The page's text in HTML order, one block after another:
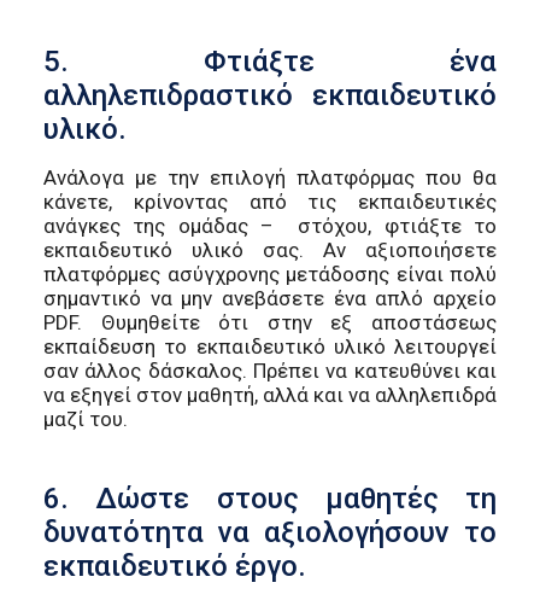
5. Φτιάξτε ένα
αλληλεπιδραστικό εκπαιδευτικό
υλικό.
Ανάλογα με την επιλογή πλατφόρμας που θα
κάνετε, κρίνοντας από τις εκπαιδευτικές
ανάγκες της ομάδας – στόχου, φτιάξτε το
εκπαιδευτικό υλικό σας. Αν αξιοποιήσετε
πλατφόρμες ασύγχρονης μετάδοσης είναι πολύ
σημαντικό να μην ανεβάσετε ένα απλό αρχείο
PDF. Θυμηθείτε ότι στην εξ αποστάσεως
εκπαίδευση το εκπαιδευτικό υλικό λειτουργεί
σαν άλλος δάσκαλος. Πρέπει να κατευθύνει και
να εξηγεί στον μαθητή, αλλά και να αλληλεπιδρά
μαζί του.
6. Δώστε στους μαθητές τη
δυνατότητα να αξιολογήσουν το
εκπαιδευτικό έργο.